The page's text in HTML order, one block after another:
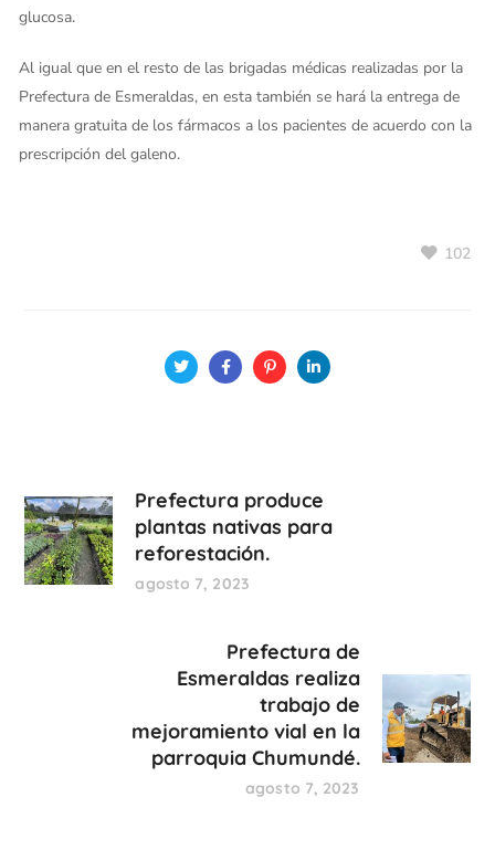
glucosa.
Al igual que en el resto de las brigadas médicas realizadas por la
Prefectura de Esmeraldas, en esta también se hará la entrega de
manera gratuita de los fármacos a los pacientes de acuerdo con la
prescripción del galeno.
102
Prefectura produce
plantas nativas para
reforestación.
agosto 7, 2023
Prefectura de
Esmeraldas realiza
trabajo de
mejoramiento vial en la
parroquia Chumundé.
agosto 7, 2023